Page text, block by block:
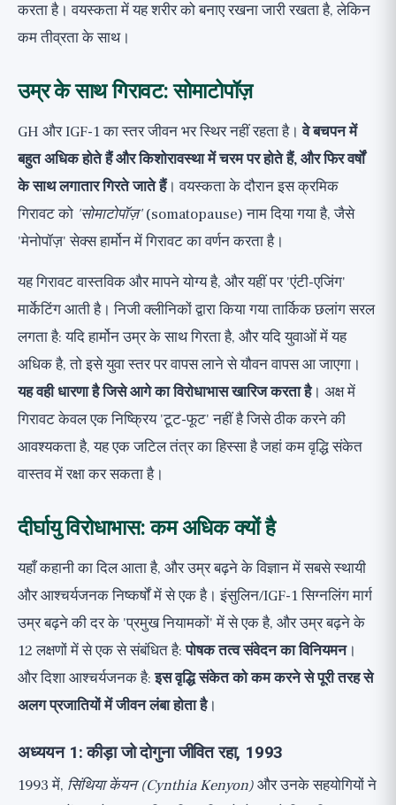
करता है। वयस्कता में यह शरीर को बनाए रखना जारी रखता है, लेकिन
कम तीव्रता के साथ।
उम्र के साथ गिरावट: सोमाटोपॉज़
GH और IGF-1 का स्तर जीवन भर स्थिर नहीं रहता है।वे बचपन में
बहुत अधिक होते हैं और किशोरावस्था में चरम पर होते हैं, और फिर वर्षों
के साथ लगातार गिरते जाते हैं। वयस्कता के दौरान इस क्रमिक
गिरावट को 'सोमाटोपॉज़'(somatopause) नाम दिया गया है, जैसे
'मेनोपॉज़' सेक्स हार्मोन में गिरावट का वर्णन करता है।
यह गिरावट वास्तविक और मापने योग्य है, और यहीं पर 'एंटी-एजिंग'
मार्केटिंग आती है। निजी क्लीनिकों द्वारा किया गया तार्किक छलांग सरल
लगता है: यदि हार्मोन उम्र के साथ गिरता है, और यदि युवाओं में यह
अधिक है, तो इसे युवा स्तर पर वापस लाने से यौवन वापस आ जाएगा।
यह वही धारणा है जिसे आगे का विरोधाभास खारिज करता है। अक्ष में
गिरावट केवल एक निष्क्रिय 'टूट-फूट' नहीं है जिसे ठीक करने की
आवश्यकता है, यह एक जटिल तंत्र का हिस्सा है जहां कम वृद्धि संकेत
वास्तव में रक्षा कर सकता है।
दीर्घायु विरोधाभास: कम अधिक क्यों है
यहाँ कहानी का दिल आता है, और उम्र बढ़ने के विज्ञान में सबसे स्थायी
और आश्चर्यजनक निष्कर्षों में से एक है। इंसुलिन/IGF-1 सिग्नलिंग मार्ग
उम्र बढ़ने की दर के 'प्रमुख नियामकों' में से एक है, और उम्र बढ़ने के
12 लक्षणों में से एक से संबंधित है:पोषक तत्व संवेदन का विनियमन।
और दिशा आश्चर्यजनक है:इस वृद्धि संकेत को कम करने से पूरी तरह से
अलग प्रजातियों में जीवन लंबा होता है।
अध्ययन 1: कीड़ा जो दोगुना जीवित रहा, 1993
1993 में, सिंथिया केंयन (Cynthia Kenyon)और उनके सहयोगियों ने